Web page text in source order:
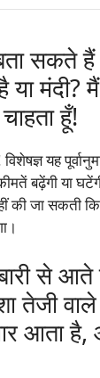
सकते हैं
मंदी?
हूँ!
यह
बढ़ेंगी या
की जा सकती
से आते
तेजी
आता